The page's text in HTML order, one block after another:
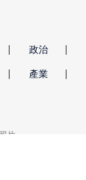
政治
產業
片。